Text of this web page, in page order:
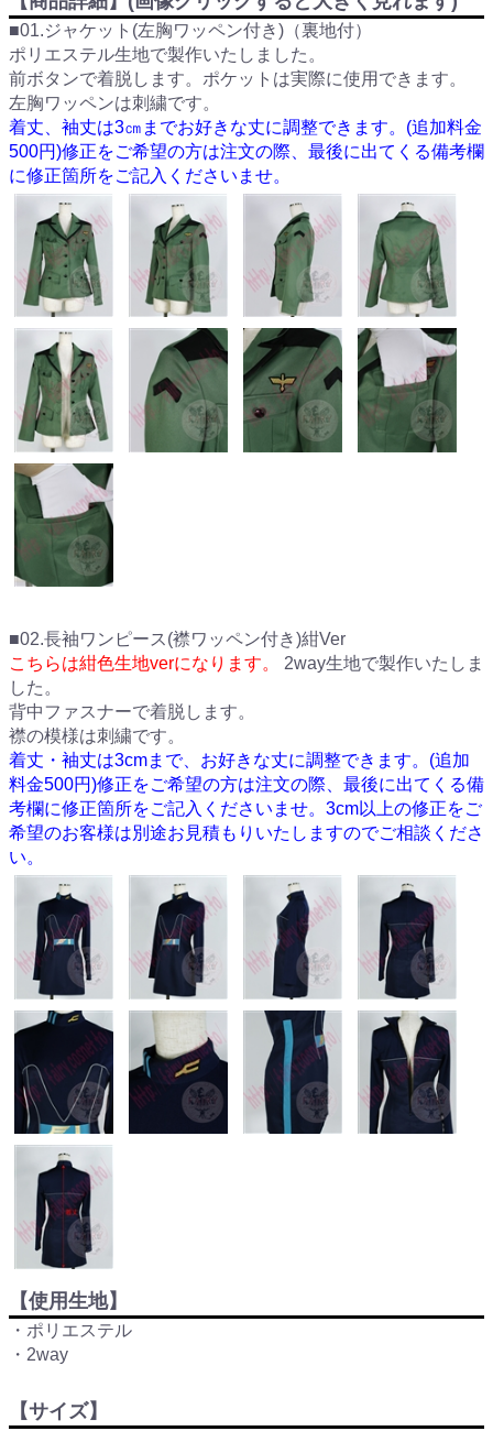
■01.ジャケット(左胸ワッペン付き)（裏地付）
ポリエステル生地で製作いたしました。
前ボタンで着脱します。ポケットは実際に使用できます。
左胸ワッペンは刺繍です。
着丈、袖丈は3㎝までお好きな丈に調整できます。(追加料金
500円)修正をご希望の方は注文の際、最後に出てくる備考欄
に修正箇所をご記入くださいませ。
■02.長袖ワンピース(襟ワッペン付き)紺Ver
こちらは紺色生地verになります。
2way生地で製作いたしま
した。
背中ファスナーで着脱します。
襟の模様は刺繍です。
着丈・袖丈は3cmまで、お好きな丈に調整できます。(追加
料金500円)修正をご希望の方は注文の際、最後に出てくる備
考欄に修正箇所をご記入くださいませ。3cm以上の修正をご
希望のお客様は別途お見積もりいたしますのでご相談くださ
い。
【使用生地】
・ポリエステル
・2way
【サイズ】